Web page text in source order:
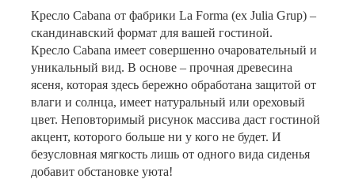
Кресло Cabana от фабрики La Forma (ex Julia Grup) –
скандинавский формат для вашей гостиной.
Кресло Cabana имеет совершенно очаровательный и
уникальный вид. В основе – прочная древесина
ясеня, которая здесь бережно обработана защитой от
влаги и солнца, имеет натуральный или ореховый
цвет. Неповторимый рисунок массива даст гостиной
акцент, которого больше ни у кого не будет. И
безусловная мягкость лишь от одного вида сиденья
добавит обстановке уюта!